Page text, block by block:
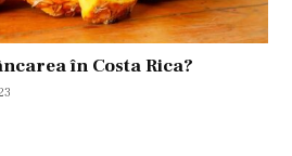
în Costa Rica?